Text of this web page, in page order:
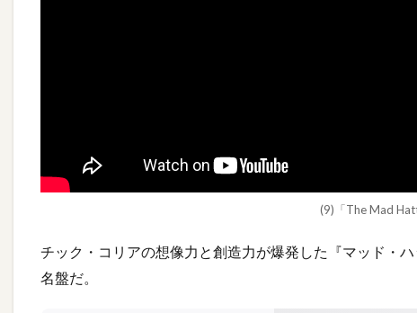
(9)「The Mad
チック・コリアの想像力と創造力が爆発した『マッド・
名盤だ。